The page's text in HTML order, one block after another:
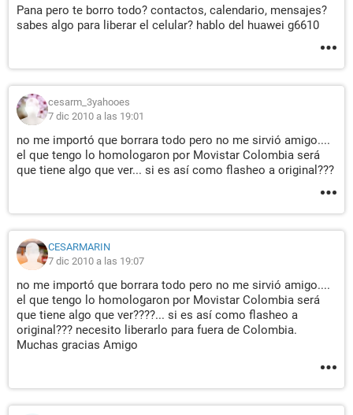
Pana pero te borro todo? contactos, calendario, mensajes?
sabes algo para liberar el celular? hablo del huawei g6610
cesarm_3yahooes
7 dic 2010 a las 19:01
no me importó que borrara todo pero no me sirvió amigo....
el que tengo lo homologaron por Movistar Colombia será
que tiene algo que ver... si es así como flasheo a original???
CESARMARIN
7 dic 2010 a las 19:07
no me importó que borrara todo pero no me sirvió amigo....
el que tengo lo homologaron por Movistar Colombia será
que tiene algo que ver????... si es así como flasheo a
original??? necesito liberarlo para fuera de Colombia.
Muchas gracias Amigo